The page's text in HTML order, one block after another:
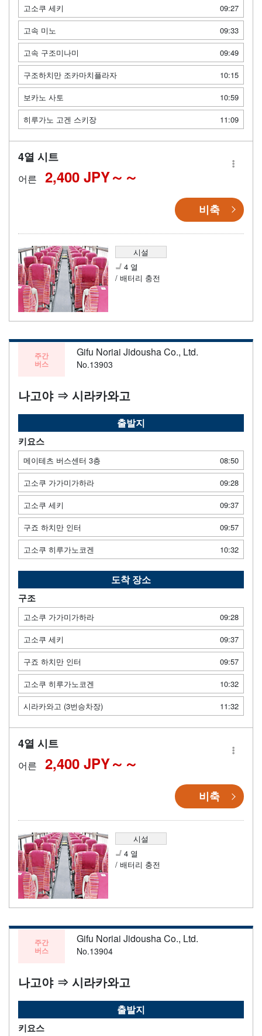
고소쿠 세키
09:27
고속 미노
09:33
고속 구조미나미
09:49
구조하치만 조카마치플라자
10:15
보카노 사토
10:59
히루가노 고겐 스키장
11:09
4열 시트
어른 2,400 JPY～
비축
시설
4 열
/ 배터리 충전
주간
버스
Gifu Noriai Jidousha Co., Ltd.
No.13903
나고야 ⇒ 시라카와고
출발지
키요스
메이테츠 버스센터 3층
08:50
고소쿠 가가미가하라
09:28
고소쿠 세키
09:37
구죠 하치만 인터
09:57
고소쿠 히루가노코겐
10:32
도착 장소
구조
고소쿠 가가미가하라
09:28
고소쿠 세키
09:37
구죠 하치만 인터
09:57
고소쿠 히루가노코겐
10:32
시라카와고 (3번승차장)
11:32
4열 시트
어른 2,400 JPY～
비축
시설
4 열
/ 배터리 충전
주간
버스
Gifu Noriai Jidousha Co., Ltd.
No.13904
나고야 ⇒ 시라카와고
출발지
키요스